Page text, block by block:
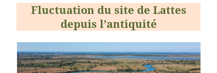
Fluctuation du site de Lattes
depuis l’antiquité